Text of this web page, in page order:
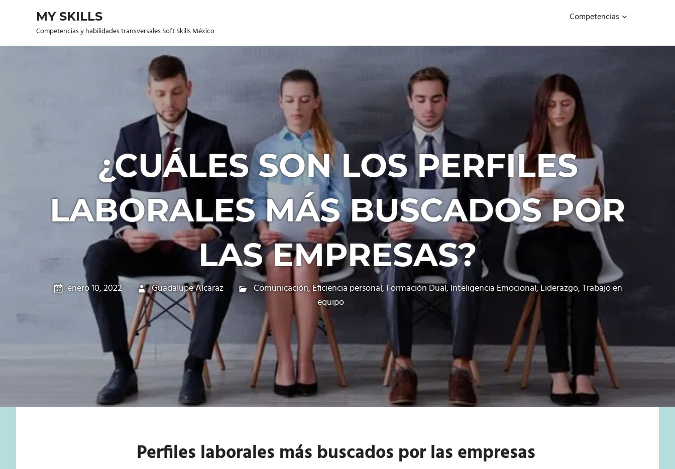
MY SKILLS
Competencias y habilidades transversales Soft Skills México
Competencias
¿CUÁLES SON LOS PERFILES
LABORALES MÁS BUSCADOS POR
LAS EMPRESAS?
enero 10, 2022 Guadalupe Alcaraz Comunicación,Eficiencia personal,Formación Dual,Inteligencia Emocional,Liderazgo,Trabajo en
equipo
Perfiles laborales más buscados por las empresas